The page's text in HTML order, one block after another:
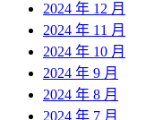
2024 年 12 月
2024 年 11 月
2024 年 10 月
2024 年 9 月
2024 年 8 月
2024 年 7 月